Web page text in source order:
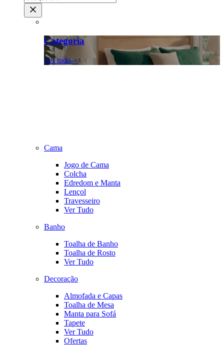
Categoria
Ver tudo >
Cama
Jogo de Cama
Colcha
Edredom e Manta
Lençol
Travesseiro
Ver Tudo
Banho
Toalha de Banho
Toalha de Rosto
Ver Tudo
Decoração
Almofada e Capas
Toalha de Mesa
Manta para Sofá
Tapete
Ver Tudo
Ofertas